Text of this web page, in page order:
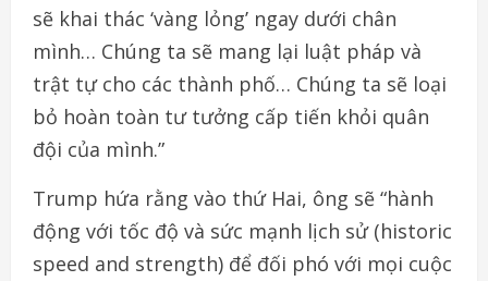
sẽ khai thác ‘vàng lỏng’ ngay dưới chân
mình… Chúng ta sẽ mang lại luật pháp và
trật tự cho các thành phố… Chúng ta sẽ loại
bỏ hoàn toàn tư tưởng cấp tiến khỏi quân
đội của mình.”
Trump hứa rằng vào thứ Hai, ông sẽ “hành
động với tốc độ và sức mạnh lịch sử (historic
speed and strength) để đối phó với mọi cuộc